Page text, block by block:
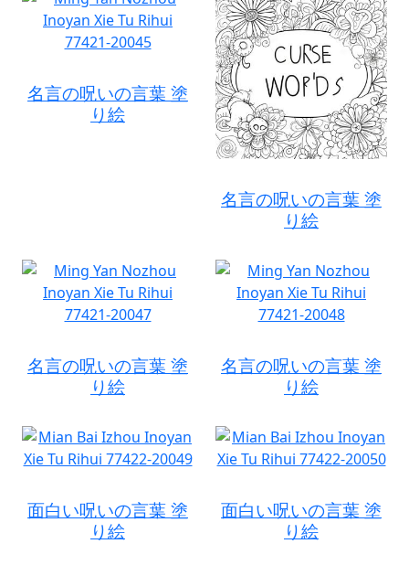
名言の呪いの言葉 塗
り絵
名言の呪いの言葉 塗
り絵
名言の呪いの言葉 塗
り絵
名言の呪いの言葉 塗
り絵
面白い呪いの言葉 塗
り絵
面白い呪いの言葉 塗
り絵